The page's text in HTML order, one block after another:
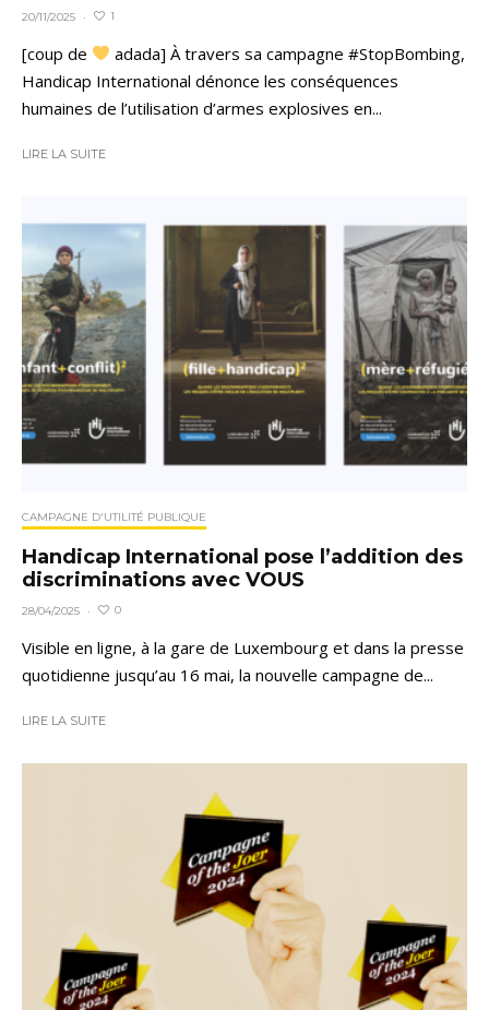
20/11/2025 · 1
[coup de
adada] À travers sa campagne #StopBombing,
Handicap International dénonce les conséquences
humaines de l’utilisation d’armes explosives en...
LIRE LA SUITE
CAMPAGNE D'UTILITÉ PUBLIQUE
Handicap International pose l’addition des
discriminations avec VOUS
28/04/2025 · 0
Visible en ligne, à la gare de Luxembourg et dans la presse
quotidienne jusqu’au 16 mai, la nouvelle campagne de...
LIRE LA SUITE